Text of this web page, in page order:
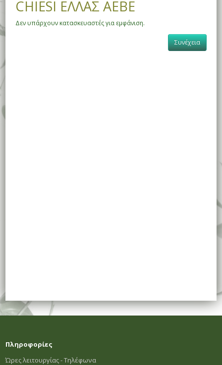
CHIESI ΕΛΛΑΣ ΑΕΒΕ
Δεν υπάρχουν κατασκευαστές για εμφάνιση.
Συνέχεια
Πληροφορίες
Ώρες λειτουργίας - Τηλέφωνα